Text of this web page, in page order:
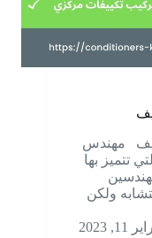
/ شركة تكييف مهندس
تتميز بها
ولكن
2023